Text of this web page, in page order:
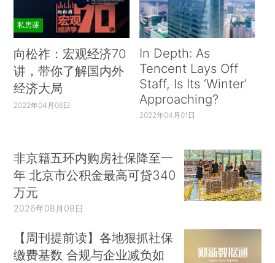
私房课
向松祚：宏观经济70
讲，带你了解国内外
经济大局
2022年04月06日
In Depth: As
Tencent Lays Off
Staff, Is Its ‘Winter’
Approaching?
2022年04月01日
非京籍五环内购房社保降至一
年 北京市公积金最高可贷340
万元
2026年08月08日
【周刊提前读】各地狠抓社保
缴费基数 合规与企业减负如